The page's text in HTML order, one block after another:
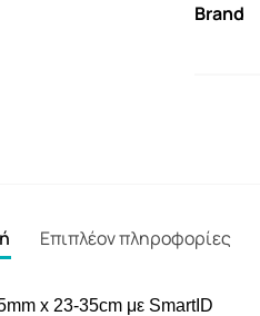
Brand
Επιπλέον πληροφορίες
x 23-35cm με SmartID